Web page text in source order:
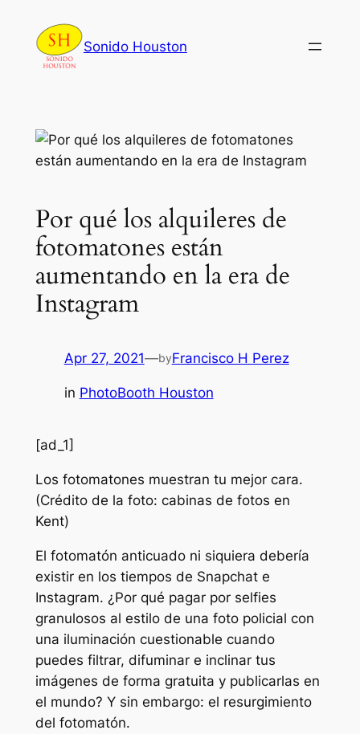
content
Sonido Houston
Por qué los alquileres de
fotomatones están
aumentando en la era de
Instagram
Apr 27, 2021—byFrancisco H Perez
in PhotoBooth Houston
[ad_1]
Los fotomatones muestran tu mejor cara.
(Crédito de la foto: cabinas de fotos en
Kent)
El fotomatón anticuado ni siquiera debería
existir en los tiempos de Snapchat e
Instagram. ¿Por qué pagar por selfies
granulosos al estilo de una foto policial con
una iluminación cuestionable cuando
puedes filtrar, difuminar e inclinar tus
imágenes de forma gratuita y publicarlas en
el mundo? Y sin embargo: el resurgimiento
del fotomatón.